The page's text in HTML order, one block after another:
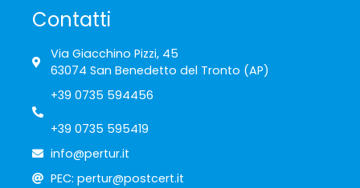
Contatti
Via Giacchino Pizzi, 45
63074 San Benedetto del Tronto (AP)
+39 0735 594456
+39 0735 595419
info@pertur.it
PEC: pertur@postcert.it